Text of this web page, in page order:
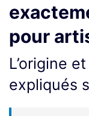
pour
L’origine
expliqués